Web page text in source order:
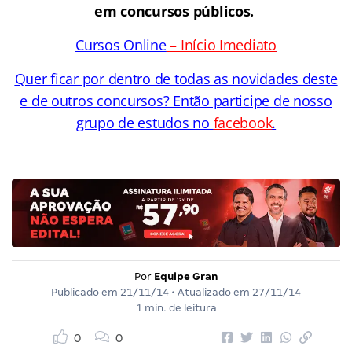
em concursos públicos.
Cursos Online– Início Imediato
Quer ficar por dentro de todas as novidades deste
e de outros concursos? Então participe de nosso
grupo de estudos no facebook.
Por Equipe Gran
Publicado em 21/11/14 • Atualizado em 27/11/14
1 min. de leitura
0 0